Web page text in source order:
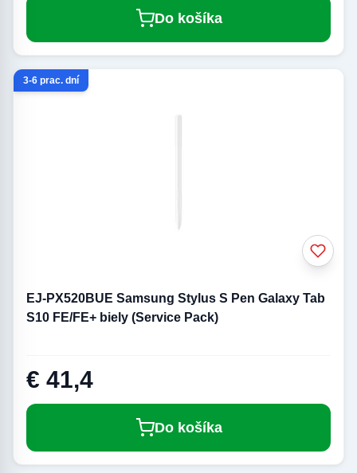
Do košíka
3-6 prac. dní
EJ-PX520BUE Samsung Stylus S Pen Galaxy Tab
S10 FE/FE+ biely (Service Pack)
€ 41,4
Do košíka